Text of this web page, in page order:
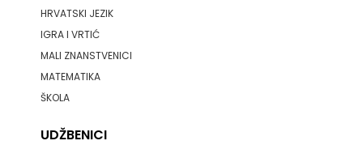
HRVATSKI JEZIK
IGRA I VRTIĆ
MALI ZNANSTVENICI
MATEMATIKA
ŠKOLA
UDŽBENICI